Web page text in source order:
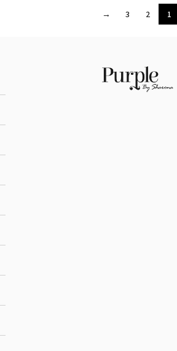
1
2
3
→